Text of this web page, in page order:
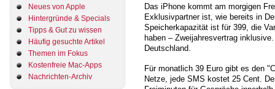
Neues von Apple
Hintergründe & Specials
Tipps & Gut zu wissen
Häufig gesuchte Artikel
Themen im Fokus
Kostenfreie Mac-Apps
Nachrichten-Archiv
Das iPhone kommt am morgigen
Exklusivpartner ist, wie bereits in
Speicherkapazität ist für 399, die
haben – Zweijahresvertrag
Deutschland.
Für monatlich 39 Euro gibt es den
Netze, jede SMS kostet 25 Cent.